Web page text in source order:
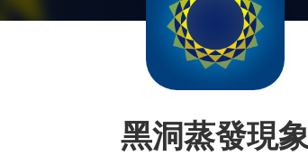
黑洞蒸發現象